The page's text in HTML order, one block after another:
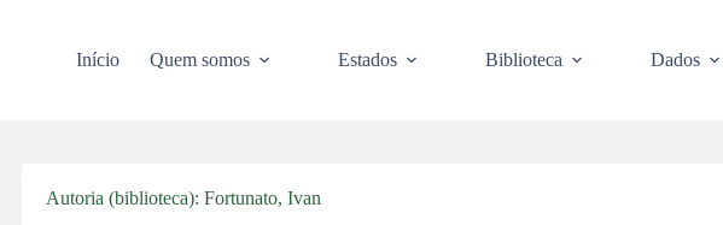
Início Quem somos Estados Biblioteca Dados
Autoria (biblioteca) Fortunato, Ivan